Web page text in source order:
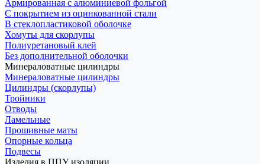
Армированная с алюминиевой фольгой
С покрытием из оцинкованной стали
В стеклопластиковой оболочке
Хомуты для скорлупы
Полиуретановый клей
Без дополнительной оболочки
Минераловатные цилиндры
Минераловатные цилиндры
Цилиндры (скорлупы)
Тройники
Отводы
Ламельные
Прошивные маты
Опорные кольца
Подвесы
Изделия в ППУ изоляции